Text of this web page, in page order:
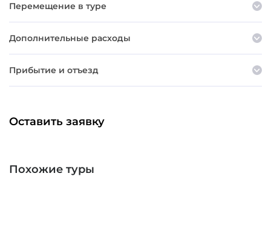
Перемещение в туре
Дополнительные расходы
Прибытие и отъезд
Оставить заявку
Похожие туры